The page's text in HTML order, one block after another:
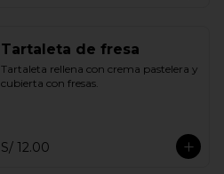
Tartaleta de fresa
Tartaleta rellena con crema pastelera y
cubierta con fresas.
S/ 12.00